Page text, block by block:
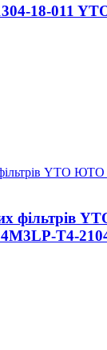
18-011
фільтрів
T4-